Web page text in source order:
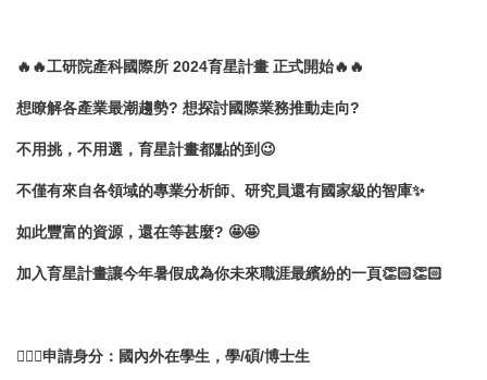
🔥🔥工研院產科國際所 2024育星計畫 正式開始🔥🔥
想瞭解各產業最潮趨勢? 想探討國際業務推動走向?
不用挑，不用選，育星計畫都點的到 😉
不僅有來自各領域的專業分析師、研究員還有國家級的智庫✨
如此豐富的資源，還在等甚麼? 🤩🤩
加入育星計畫讓今年暑假成為你未來職涯最繽紛的一頁👏🏻👏🏻
🙆申請身分：國內外在學生，學/碩/博士生